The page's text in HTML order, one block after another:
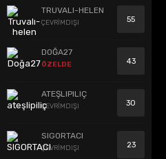
TRUVALI-HELEN
ÇEVRİMDIŞI 55
DOĞA27
ÖZELDE 43
ATEŞLIPILIÇ
ÇEVRİMDIŞI 30
SIGORTACI
ÇEVRİMDIŞI 23